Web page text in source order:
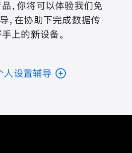
，你将可以体验我们免
，在协助下完成数据传
上的新设备。
人设置辅导